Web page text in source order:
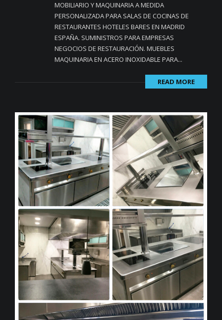
MOBILIARIO Y MAQUINARIA A MEDIDA
PERSONALIZADA PARA SALAS DE COCINAS DE
RESTAURANTES HOTELES BARES EN MADRID
ESPAÑA. SUMINISTROS PARA EMPRESAS
NEGOCIOS DE RESTAURACIÓN. MUEBLES
MAQUINARIA EN ACERO INOXIDABLE PARA...
READ MORE